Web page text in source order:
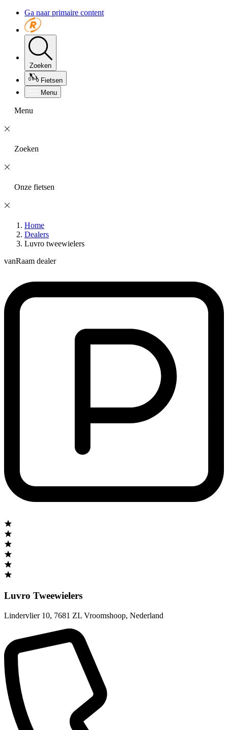
Ga naar primaire content
Zoeken
Fietsen
Menu
Menu
Zoeken
Onze fietsen
Home
Dealers
Luvro tweewielers
vanRaam dealer
Luvro Tweewielers
Lindervlier 10, 7681 ZL Vroomshoop, Nederland